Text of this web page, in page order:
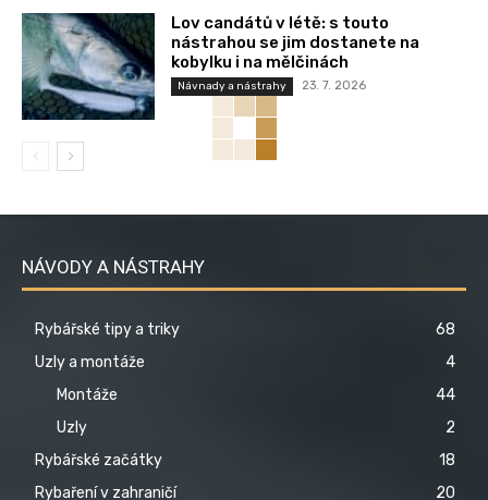
Lov candátů v létě: s touto
nástrahou se jim dostanete na
kobylku i na mělčinách
Návnady a nástrahy 23. 7. 2026
NÁVODY A NÁSTRAHY
Rybářské tipy a triky
68
Uzly a montáže
4
Montáže
44
Uzly
2
Rybářské začátky
18
Rybaření v zahraničí
20